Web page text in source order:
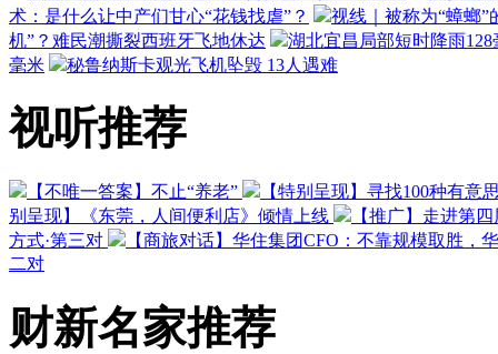
术：是什么让中产们甘心“花钱找虐”？
视线｜被称为“蟑螂
机”？难民潮撕裂西班牙飞地休达
湖北宜昌局部短时降雨
毫米
秘鲁纳斯卡观光飞机坠毁 13人遇难
视听推荐
【不唯一答案】不止“养老”
【特别呈现】寻找100种有意
别呈现】《东莞，人间便利店》倾情上线
【推广】走进第
方式·第三对
【商旅对话】华住集团CFO：不靠规模取胜，
二对
财新名家推荐